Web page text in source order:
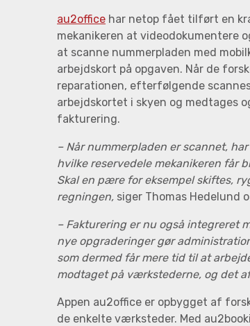
au2office har netop fået tilført en
mekanikeren at videodokumentere
at scanne nummerpladen med
arbejdskort på opgaven. Når de
reparationen, efterfølgende
arbejdskortet i skyen og medtages
fakturering.
– Når nummerpladen er scannet,
hvilke reservedele mekanikeren får
Skal en pære for eksempel skiftes,
regningen, siger Thomas Hedelund
– Fakturering er nu også integreret
nye opgraderinger gør
som dermed får mere tid til at
modtaget på værkstederne, og det
Appen au2office er opbygget af
de enkelte værksteder. Med